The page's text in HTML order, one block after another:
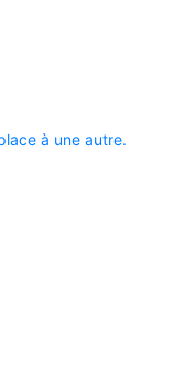
à une autre.